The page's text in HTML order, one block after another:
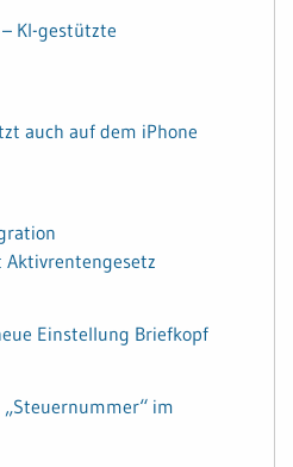
– KI-gestützte
auch auf dem iPhone
Einstellung Briefkopf
im